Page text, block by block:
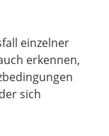
einzelner
erkennen,
sich